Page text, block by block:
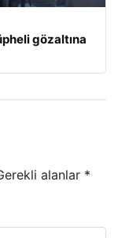
gözaltına
alanlar *